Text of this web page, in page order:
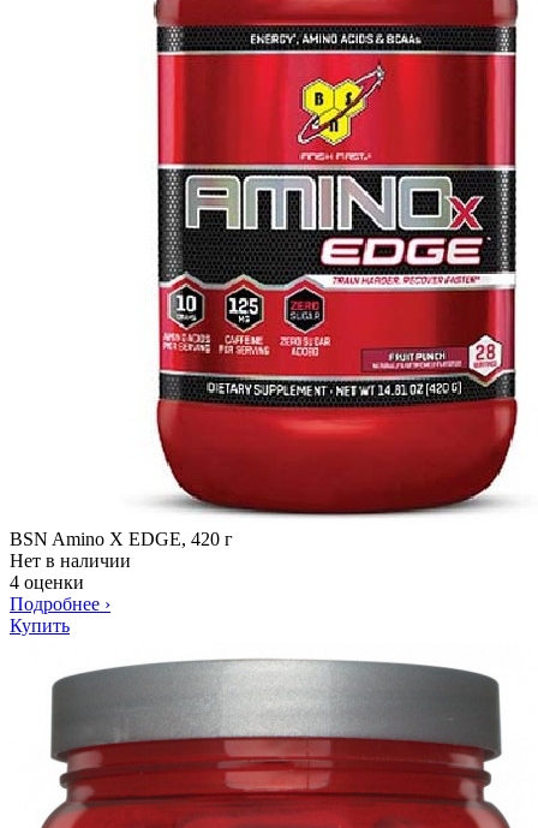
BSN Amino X EDGE, 420 г
Нет в наличии
4 оценки
Подробнее ›
Купить